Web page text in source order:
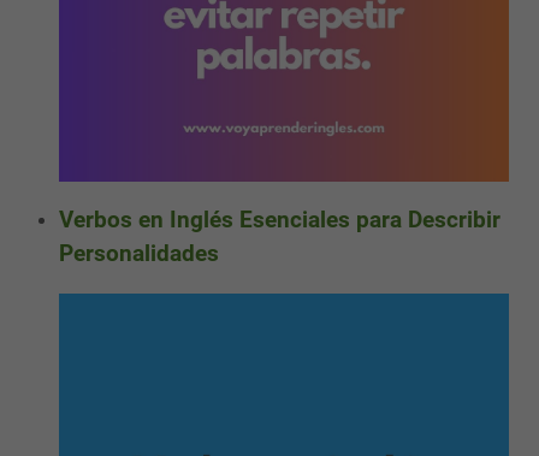
Verbos en Inglés Esenciales para Describir
Personalidades